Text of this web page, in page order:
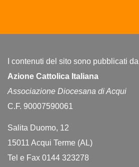
I contenuti del sito sono pubblicati da
Azione Cattolica Italiana
Associazione Diocesana di Acqui
C.F. 90007590061
Salita Duomo, 12
15011 Acqui Terme (AL)
Tel e Fax 0144 323278